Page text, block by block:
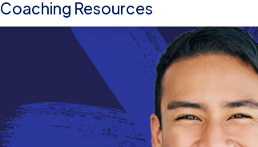
Coaching Resources